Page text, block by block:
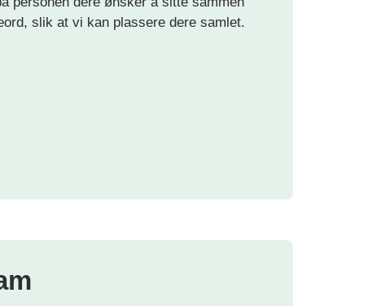
slik at vi kan plassere dere samlet.